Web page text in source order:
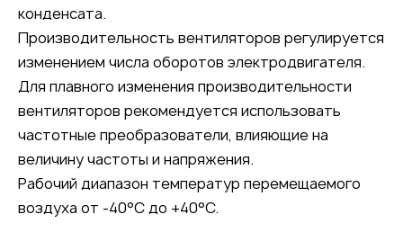
конденсата.
Производительность вентиляторов регулируется
изменением числа оборотов электродвигателя.
Для плавного изменения производительности
вентиляторов рекомендуется использовать
частотные преобразователи, влияющие на
величину частоты и напряжения.
Рабочий диапазон температур перемещаемого
воздуха от -40°C до +40°C.